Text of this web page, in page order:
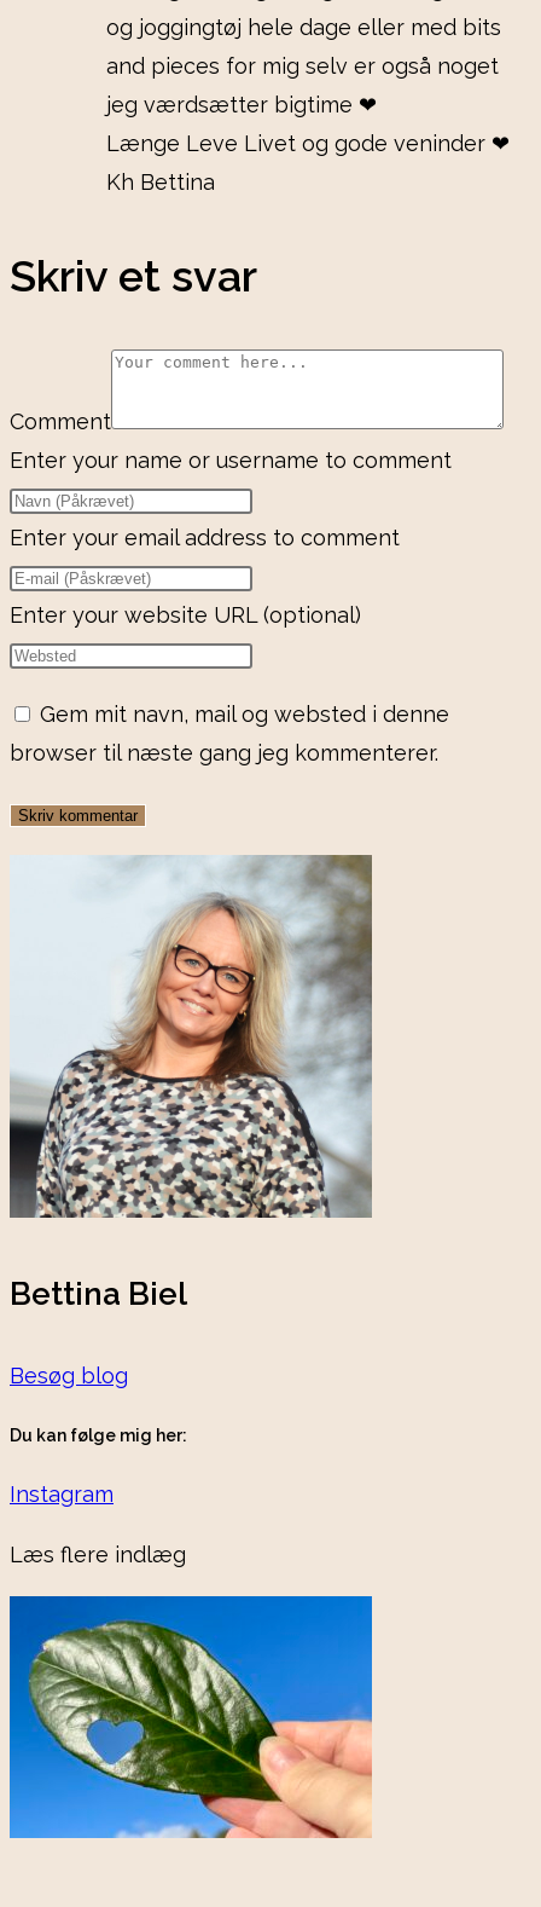
og joggingtøj hele dage eller med bits
and pieces for mig selv er også noget
jeg værdsætter bigtime ❤
Længe Leve Livet og gode veninder ❤
Kh Bettina
Skriv et svar
Comment
Enter your name or username to comment
Enter your email address to comment
Enter your website URL (optional)
Gem mit navn, mail og websted i denne
browser til næste gang jeg kommenterer.
Bettina Biel
Besøg blog
Du kan følge mig her:
Instagram
Læs flere indlæg